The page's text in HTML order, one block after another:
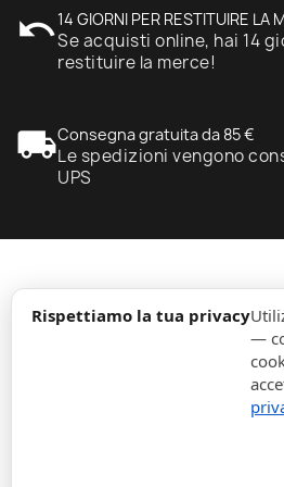
Rispettiamo la tua privacy
—
undo14 GIORNI PER RESTITUIRE LA
Se acquisti online, hai 14
restituire la merce!
local_shippingConsegna gratuita da 85 €
Le spedizioni vengono
UPS